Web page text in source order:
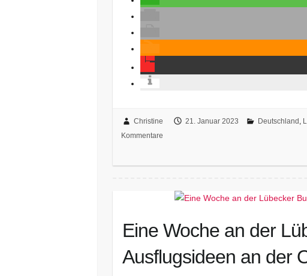
Christine 21. Januar 2023 Deutschland ,
Kommentare
Eine Woche an der
Ausflugsideen an der